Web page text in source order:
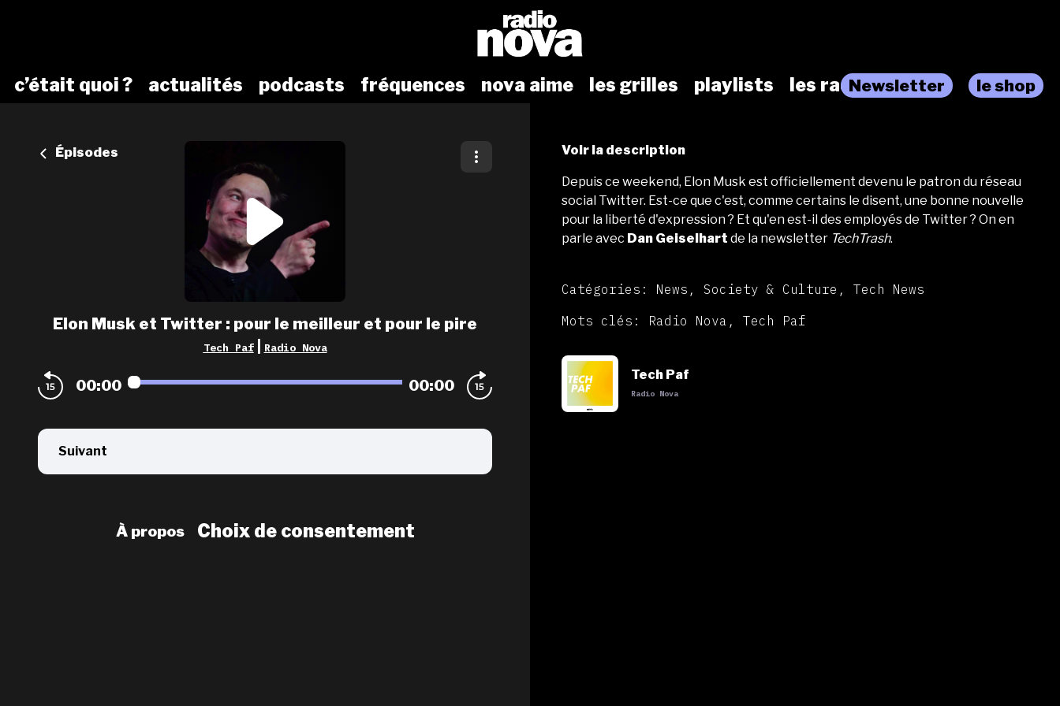
c’était quoi ? actualités podcasts fréquences nova aime les grilles playlists les radiosNewsletter le shop
Épisodes
Elon Musk et Twitter : pour le meilleur et pour le pire
Tech Paf Radio Nova
00:00 00:00
Suivant
À propos Choix de consentement
Voir la description
Depuis ce weekend, Elon Musk est officiellement devenu le patron du réseau
social Twitter. Est-ce que c'est, comme certains le disent, une bonne nouvelle
pour la liberté d'expression ? Et qu'en est-il des employés de Twitter ? On en
parle avec Dan Geiselhart de la newsletter TechTrash.
Catégories: News, Society & Culture, Tech News
Mots clés: Radio Nova, Tech Paf
Tech Paf
Radio Nova